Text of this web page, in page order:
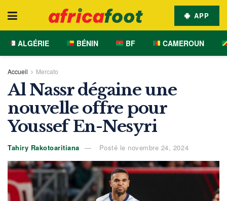
APP
ALGÉRIE BÉNIN BF CAMEROUN
Accueil Mercato
Al Nassr dégaine une
nouvelle offre pour
Youssef En-Nesyri
Tahiry Rakotoaritiana Posté le novembre 24, 2024